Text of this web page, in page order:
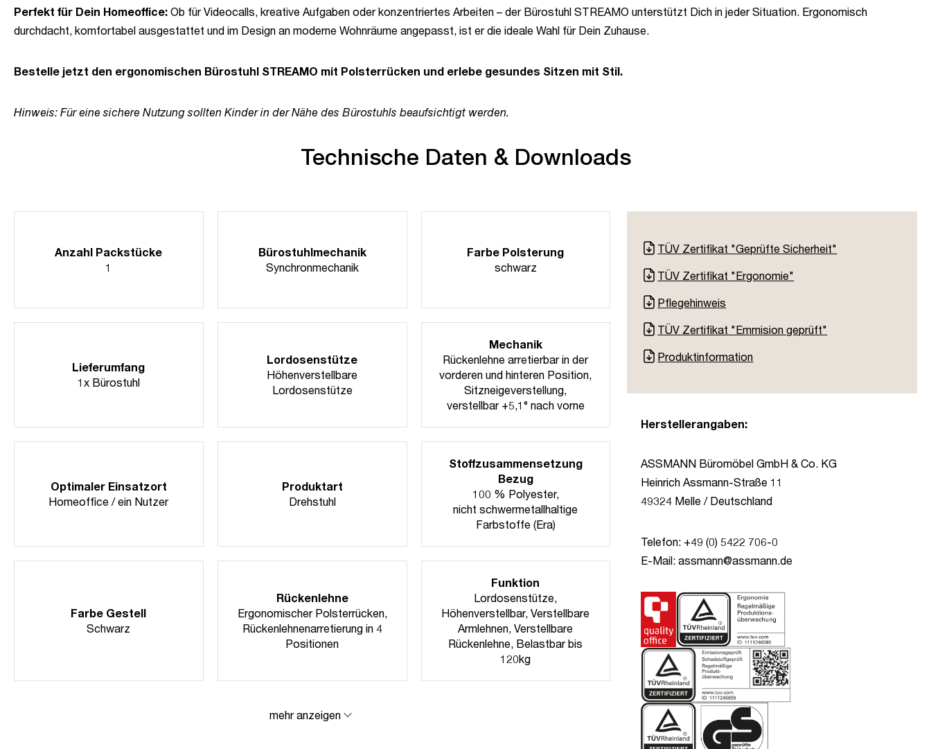
Perfekt für Dein Homeoffice: Ob für Videocalls, kreative Aufgaben oder konzentriertes Arbeiten – der Bürostuhl STREAMO unterstützt Dich in jeder Situation. Ergonomisch
durchdacht, komfortabel ausgestattet und im Design an moderne Wohnräume angepasst, ist er die ideale Wahl für Dein Zuhause.
Bestelle jetzt den ergonomischen Bürostuhl STREAMO mit Polsterrücken und erlebe gesundes Sitzen mit Stil.
Hinweis: Für eine sichere Nutzung sollten Kinder in der Nähe des Bürostuhls beaufsichtigt werden.
Technische Daten & Downloads
Anzahl Packstücke
1
Bürostuhlmechanik
Synchronmechanik
Farbe Polsterung
schwarz
Lieferumfang
1x Bürostuhl
Lordosenstütze
Höhenverstellbare
Lordosenstütze
Mechanik
Rückenlehne arretierbar in der
vorderen und hinteren Position,
Sitzneigeverstellung,
verstellbar +5,1° nach vorne
Optimaler Einsatzort
Homeoffice / ein Nutzer
Produktart
Drehstuhl
Stoffzusammensetzung
Bezug
100 % Polyester,
nicht schwermetallhaltige
Farbstoffe (Era)
Farbe Gestell
Schwarz
Rückenlehne
Ergonomischer Polsterrücken,
Rückenlehnenarretierung in 4
Positionen
Funktion
Lordosenstütze,
Höhenverstellbar, Verstellbare
Armlehnen, Verstellbare
Rückenlehne, Belastbar bis
120kg
mehr anzeigen
TÜV Zertifikat "Geprüfte Sicherheit"
TÜV Zertifikat "Ergonomie"
Pflegehinweis
TÜV Zertifikat "Emmision geprüft"
Produktinformation
Herstellerangaben:
ASSMANN Büromöbel GmbH & Co. KG
Heinrich Assmann-Straße 11
49324 Melle / Deutschland
Telefon: +49 (0) 5422 706-0
E-Mail: assmann@assmann.de